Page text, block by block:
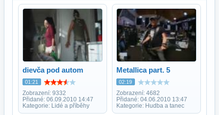
dievča pod autom
01:21
Zobrazení: 9332
Přidané: 06.09.2010 14:47
Kategorie: Lidé a příběhy
Metallica part. 5
02:19
Zobrazení: 4682
Přidané: 04.06.2010 13:47
Kategorie: Hudba a tanec